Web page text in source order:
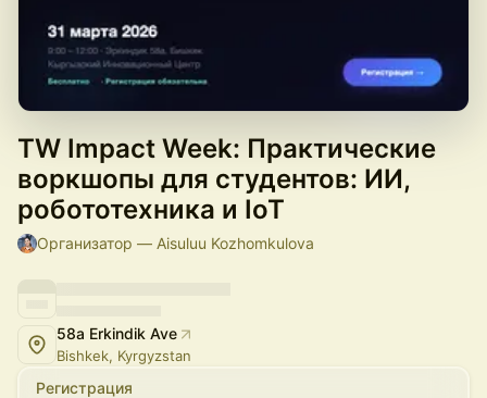
TW Impact Week: Практические
воркшопы для студентов: ИИ,
робототехника и IoT
Организатор — Aisuluu Kozhomkulova
58a Erkindik Ave
Bishkek, Kyrgyzstan
Регистрация